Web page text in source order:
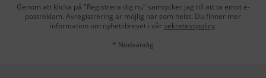
Genom att klicka på "Registrera dig nu" samtycker jag till att ta emot e-
postreklam. Avregistrering är möjlig när som helst. Du finner mer
information om nyhetsbrevet i vår sekretesspolicy.
* Nödvändig